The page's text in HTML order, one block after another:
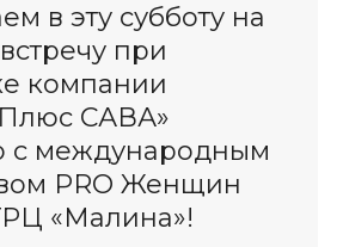
в эту субботу на
при
компании
САВА»
с международным
PRO Женщин
«Малина»!